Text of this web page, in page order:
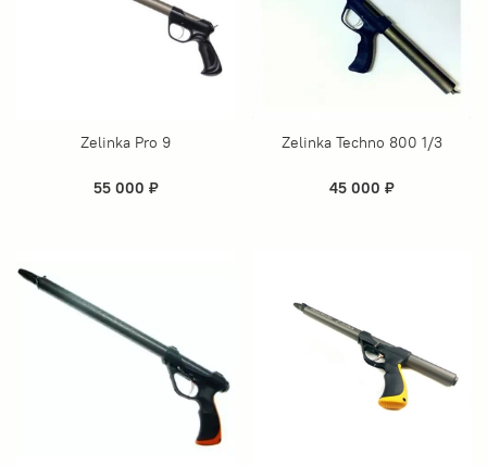
Zelinka Pro 9
55 000 ₽
Zelinka Techno 800 1/3
45 000 ₽